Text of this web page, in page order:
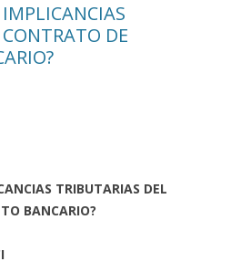
DE
TRIBUTARIAS DEL
BANCARIO?